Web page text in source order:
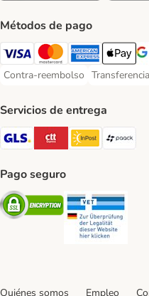
Métodos de pago
Visa Payment Method
Mastercard Payment
AmericanApple
Contra-reembolso
Contra-reembolso PaymentTransferencia
Servicios de entrega
GLS Shipping Method
CTTExpressInPost
Pago seguro
Security
Quiénes somos Empleo